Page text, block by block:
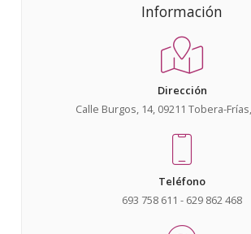
Información
Dirección
Calle Burgos, 14, 09211 Tobera-
Teléfono
693 758 611 - 629 862 468